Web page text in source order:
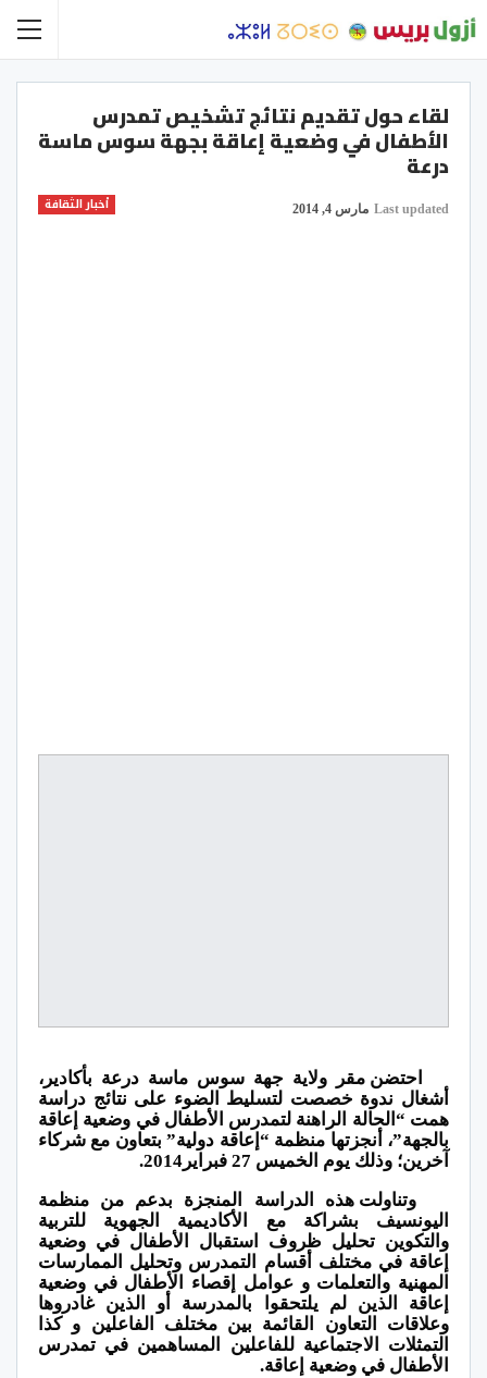
لقاء حول تقديم نتائج تشخيص تمدرس
الأطفال في وضعية إعاقة بجهة سوس ماسة
درعة
أخبار الثقافة Last updated مارس 4, 2014
احتضن مقر ولاية جهة سوس ماسة درعة بأكادير،
أشغال ندوة خصصت لتسليط الضوء على نتائج دراسة
همت “الحالة الراهنة لتمدرس الأطفال في وضعية إعاقة
بالجهة”، أنجزتها منظمة “إعاقة دولية” بتعاون مع شركاء
آخرين؛ وذلك يوم الخميس 27 فبراير2014.
وتناولت هذه الدراسة المنجزة بدعم من منظمة
اليونسيف بشراكة مع الأكاديمية الجهوية للتربية
والتكوين تحليل ظروف استقبال الأطفال في وضعية
إعاقة في مختلف أقسام التمدرس وتحليل الممارسات
المهنية والتعلمات و عوامل إقصاء الأطفال في وضعية
إعاقة الذين لم يلتحقوا بالمدرسة أو الذين غادروها
وعلاقات التعاون القائمة بين مختلف الفاعلين و كذا
التمثلات الاجتماعية للفاعلين المساهمين في تمدرس
الأطفال في وضعية إعاقة.